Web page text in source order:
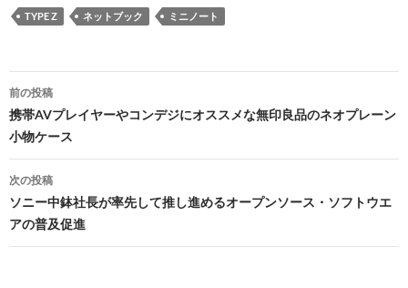
TYPE Z ネットブック ミニノート
投
稿
ナ
ビ
ゲ
ー
前の投稿
携帯AVプレイヤーやコンデジにオススメな無印良品のネオプレーン
小物ケース
次の投稿
ソニー中鉢社長が率先して推し進めるオープンソース・ソフトウエ
アの普及促進